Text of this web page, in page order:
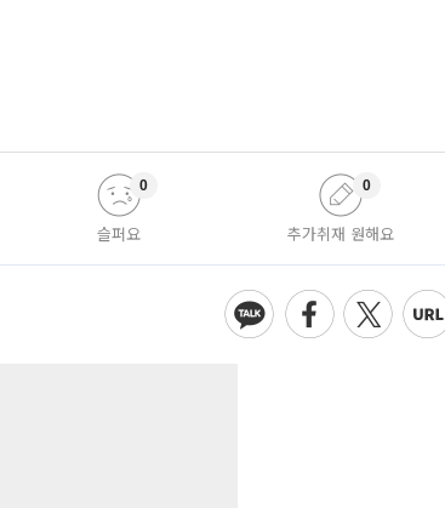
슬퍼요
0
추가취재 원해요
0